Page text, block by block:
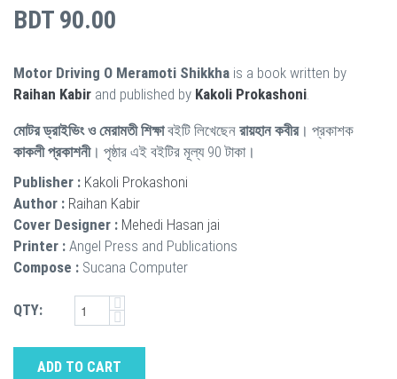
BDT 90.00
Motor Driving O Meramoti Shikkha is a book written by
Raihan Kabir and published by Kakoli Prokashoni
মোটর ড্রাইভিং ও মেরামতী শিক্ষাবইটি লিখেছেন রায়হান কবীর। প্রকাশক
কাকলী প্রকাশনী। পৃষ্ঠার এই বইটির মূল্য 90 টাকা।
Publisher : Kakoli Prokashoni
Author : Raihan Kabir
Cover Designer : Mehedi Hasan jai
Printer : Angel Press and Publications
Compose : Sucana Computer
QTY:
ADD TO CART